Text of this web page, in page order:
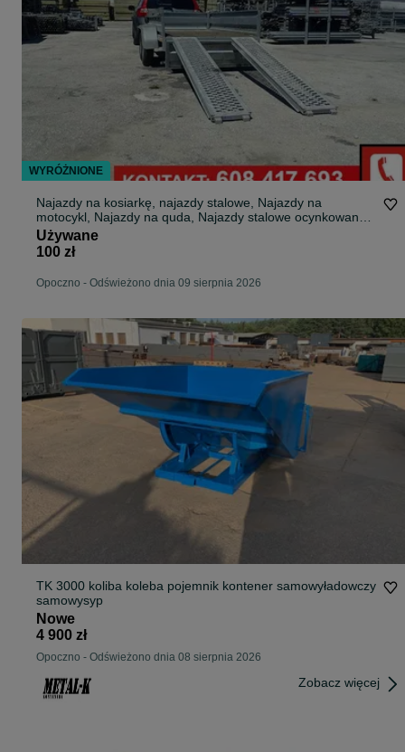
Najazdy na kosiarkę, najazdy stalowe, Najazdy na
motocykl, Najazdy na quda, Najazdy stalowe ocynkowane,
tanie najazdy stalowe
Używane
100 zł
Opoczno - Odświeżono dnia 09 sierpnia 2026
TK 3000 koliba koleba pojemnik kontener samowyładowczy
samowysyp
Nowe
4 900 zł
Opoczno - Odświeżono dnia 08 sierpnia 2026
Zobacz więcej
WYRÓŻNIONE